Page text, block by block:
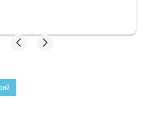
рюкзак. Самокат
сын безумно
мощный самокат!!! Муж